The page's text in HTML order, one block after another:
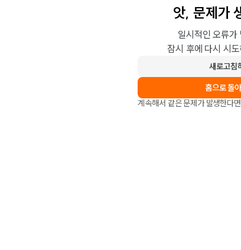
앗, 문제가
일시적인 오류가
잠시 후에 다시 시
새로고침
홈으로 돌
계속해서 같은 문제가 발생한다면